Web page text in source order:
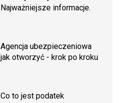
Najważniejsze informacje.
Agencja ubezpieczeniowa
jak otworzyć - krok po kroku
Co to jest podatek